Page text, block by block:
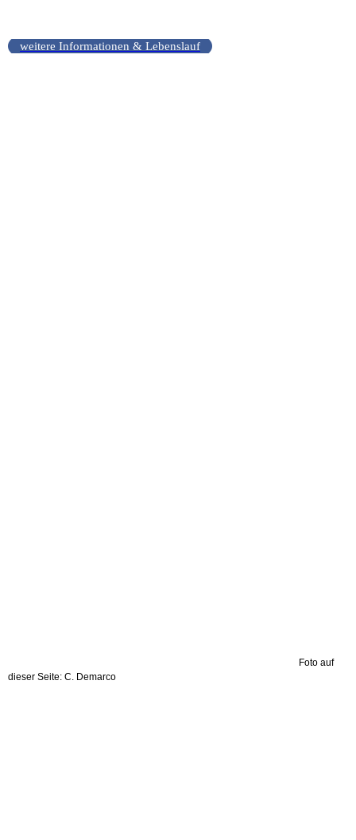
weitere Informationen & Lebenslauf
Foto auf
dieser Seite: C. Demarco